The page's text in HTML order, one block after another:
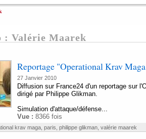
: Valérie Maarek
Reportage "Operational Krav
27 Janvier 2010
Diffusion sur France24 d'un reportage sur
dirigé par Philippe Glikman.
Simulation d'attaque/défense...
Vue : 8366 fois
krav maga, paris philippe glikman, valérie maarek